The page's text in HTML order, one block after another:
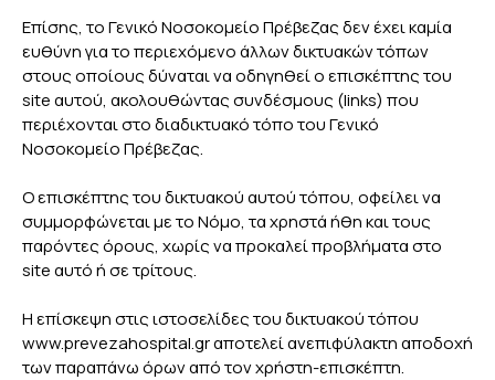
Επίσης, το Γενικό Νοσοκομείο Πρέβεζας δεν έχει καμία
ευθύνη για το περιεχόμενο άλλων δικτυακών τόπων
στους οποίους δύναται να οδηγηθεί ο επισκέπτης του
site αυτού, ακολουθώντας συνδέσμους (links) που
περιέχονται στο διαδικτυακό τόπο του Γενικό
Νοσοκομείο Πρέβεζας.
Ο επισκέπτης του δικτυακού αυτού τόπου, οφείλει να
συμμορφώνεται με το Νόμο, τα χρηστά ήθη και τους
παρόντες όρους, χωρίς να προκαλεί προβλήματα στο
site αυτό ή σε τρίτους.
Η επίσκεψη στις ιστοσελίδες του δικτυακού τόπου
www.prevezahospital.gr αποτελεί ανεπιφύλακτη αποδοχή
των παραπάνω όρων από τον χρήστη-επισκέπτη.